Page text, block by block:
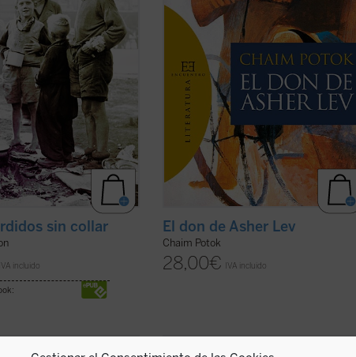
sin collar
IVA incluido
El don de Asher Lev
Chaim Potok
28,00€ IVA incluido